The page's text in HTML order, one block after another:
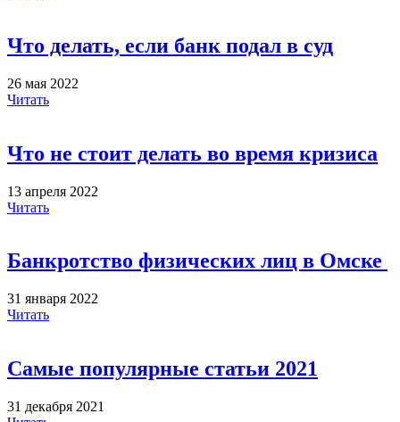
Что делать, если банк подал в суд
26 мая 2022
Читать
Что не стоит делать во время кризиса
13 апреля 2022
Читать
Банкротство физических лиц в Омске
31 января 2022
Читать
Самые популярные статьи 2021
31 декабря 2021